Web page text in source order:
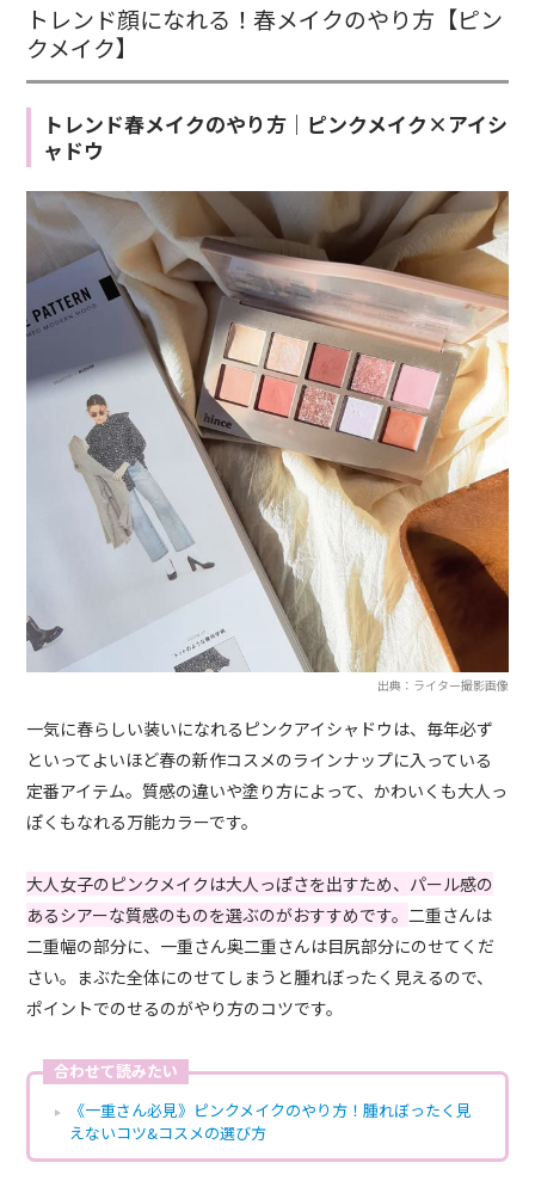
トレンド顔になれる！春メイクのやり方【ピン
クメイク】
トレンド春メイクのやり方｜ピンクメイク×アイシ
ャドウ
出典：ライター撮影画像
一気に春らしい装いになれるピンクアイシャドウは、毎年必ず
といってよいほど春の新作コスメのラインナップに入っている
定番アイテム。質感の違いや塗り方によって、かわいくも大人っ
ぽくもなれる万能カラーです。
大人女子のピンクメイクは大人っぽさを出すため、パール感の
あるシアーな質感のものを選ぶのがおすすめです。二重さんは
二重幅の部分に、一重さん奥二重さんは目尻部分にのせてくだ
さい。まぶた全体にのせてしまうと腫れぼったく見えるので、
ポイントでのせるのがやり方のコツです。
合わせて読みたい
《一重さん必見》ピンクメイクのやり方！腫れぼったく見
えないコツ&コスメの選び方